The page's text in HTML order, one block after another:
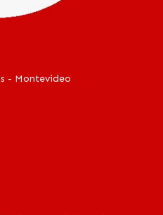
- Montevideo